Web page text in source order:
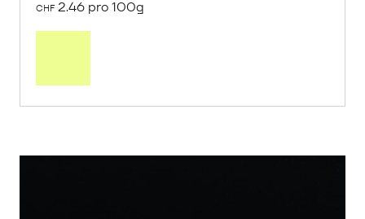
CHF 2.46 pro 100g